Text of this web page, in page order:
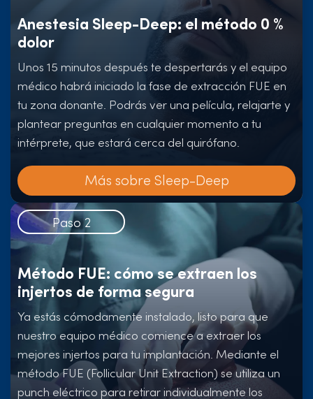
Anestesia Sleep-Deep: el método 0 %
dolor
Unos 15 minutos después te despertarás y el equipo
médico habrá iniciado la fase de extracción FUE en
tu zona donante. Podrás ver una película, relajarte y
plantear preguntas en cualquier momento a tu
intérprete, que estará cerca del quirófano.
Más sobre Sleep-Deep
Paso 2
Método FUE: cómo se extraen los
injertos de forma segura
Ya estás cómodamente instalado, listo para que
nuestro equipo médico comience a extraer los
mejores injertos para tu implantación. Mediante el
método FUE (Follicular Unit Extraction) se utiliza un
punch eléctrico para retirar individualmente los